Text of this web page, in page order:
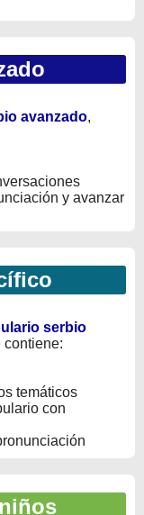
avanzado,
y avanzar
serbio
contiene:
temáticos
con